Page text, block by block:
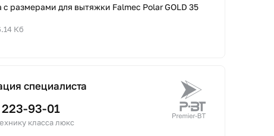
с размерами для вытяжки Falmec Polar GOLD 35
Кб
специалиста
93-01
класса люкс